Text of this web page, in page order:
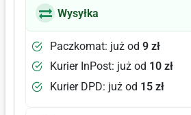
Wysyłka
Paczkomat: już od 9 zł
Kurier InPost: już od 10 zł
Kurier DPD: już od 15 zł